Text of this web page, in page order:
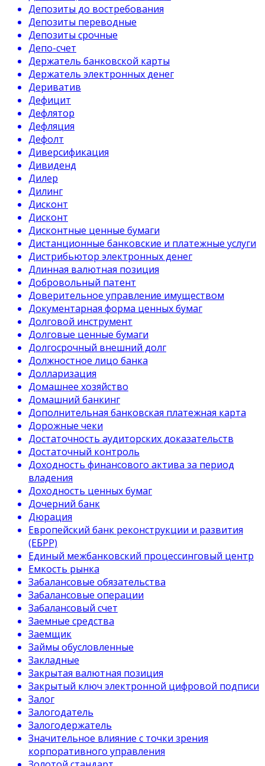
Депозиты до востребования
Депозиты переводные
Депозиты срочные
Депо-счет
Держатель банковской карты
Держатель электронных денег
Дериватив
Дефицит
Дефлятор
Дефляция
Дефолт
Диверсификация
Дивиденд
Дилер
Дилинг
Дисконт
Дисконт
Дисконтные ценные бумаги
Дистанционные банковские и платежные услуги
Дистрибьютор электронных денег
Длинная валютная позиция
Добровольный патент
Доверительное управление имуществом
Документарная форма ценных бумаг
Долговой инструмент
Долговые ценные бумаги
Долгосрочный внешний долг
Должностное лицо банка
Долларизация
Домашнее хозяйство
Домашний банкинг
Дополнительная банковская платежная карта
Дорожные чеки
Достаточность аудиторских доказательств
Достаточный контроль
Доходность финансового актива за период
владения
Доходность ценных бумаг
Дочерний банк
Дюрация
Европейский банк реконструкции и развития
(ЕБРР)
Единый межбанковский процессинговый центр
Емкость рынка
Забалансовые обязательства
Забалансовые операции
Забалансовый счет
Заемные средства
Заемщик
Займы обусловленные
Закладные
Закрытая валютная позиция
Закрытый ключ электронной цифровой подписи
Залог
Залогодатель
Залогодержатель
Значительное влияние с точки зрения
корпоративного управления